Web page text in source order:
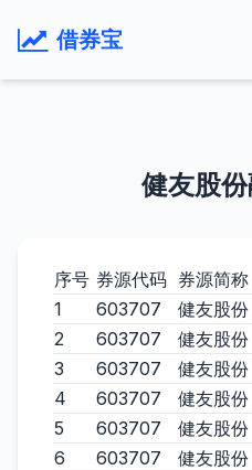
借券宝
健友股
序号 券源代码 券源简称
1
603707 健友股份
2
603707 健友股份
3
603707 健友股份
4
603707 健友股份
5
603707 健友股份
6
603707 健友股份